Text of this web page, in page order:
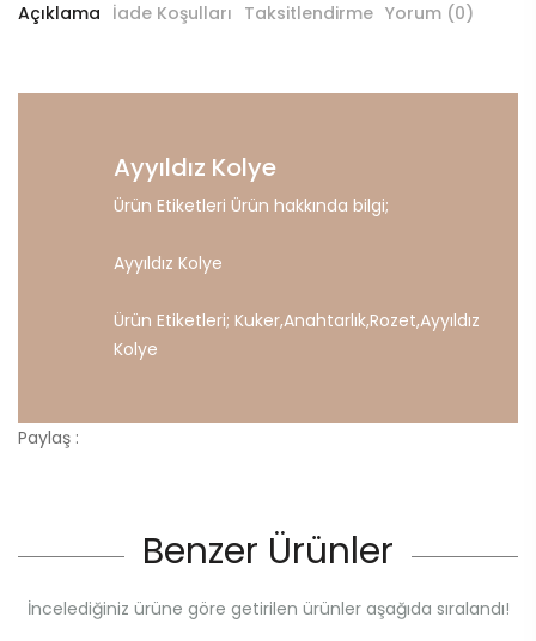
Açıklama İade Koşulları Taksitlendirme Yorum (0)
Ayyıldız Kolye
Ürün Etiketleri Ürün hakkında bilgi;
Ayyıldız Kolye
Ürün Etiketleri; Kuker,Anahtarlık,Rozet,Ayyıldız
Kolye
Paylaş :
Benzer Ürünler
İncelediğiniz ürüne göre getirilen ürünler aşağıda sıralandı!